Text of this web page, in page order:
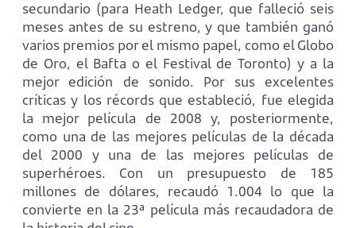
secundario (para Heath Ledger, que falleció seis
meses antes de su estreno, y que también ganó
varios premios por el mismo papel, como el Globo
de Oro, el Bafta o el Festival de Toronto) y a la
mejor edición de sonido. Por sus excelentes
críticas y los récords que estableció, fue elegida
la mejor película de 2008 y, posteriormente,
como una de las mejores películas de la década
del 2000 y una de las mejores películas de
superhéroes. Con un presupuesto de 185
millones de dólares, recaudó 1.004 lo que la
convierte en la 23ª película más recaudadora de